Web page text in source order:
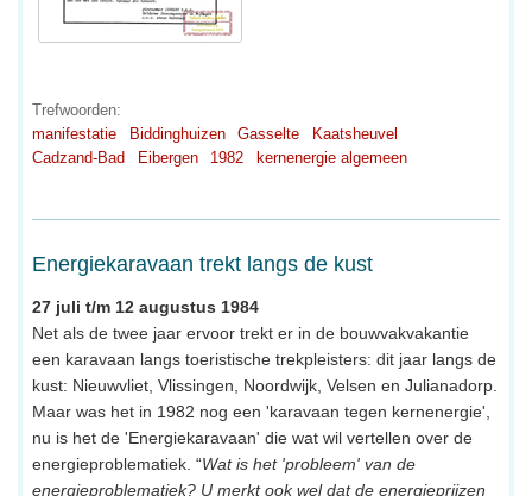
Trefwoorden:
manifestatie
Biddinghuizen Gasselte
Kaatsheuvel
Cadzand-Bad
Eibergen 1982 kernenergie algemeen
Energiekaravaan trekt langs de kust
27 juli t/m 12 augustus 1984
Net als de twee jaar ervoor trekt er in de bouwvakvakantie
een karavaan langs toeristische trekpleisters: dit jaar langs de
kust: Nieuwvliet, Vlissingen, Noordwijk, Velsen en Julianadorp.
Maar was het in 1982 nog een 'karavaan tegen kernenergie',
nu is het de 'Energiekaravaan' die wat wil vertellen over de
energieproblematiek. “Wat is het 'probleem' van de
energieproblematiek? U merkt ook wel dat de energieprijzen